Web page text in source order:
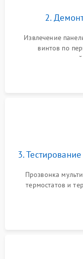
2.
Извлечение
винтов по
сенсорного блока
3.
Прозвонка
термостатов и
модуля, реле,
индукции).